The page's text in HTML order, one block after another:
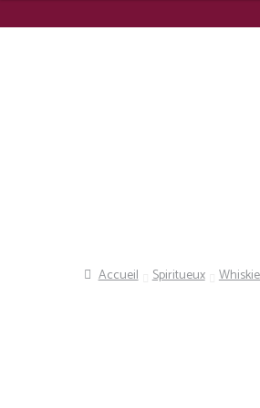
Accueil Spiritueux